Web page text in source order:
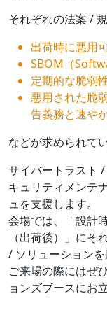
それぞれの法案 / 規
出荷時に悪用
SBOM（
定期的な脆弱
悪用された脆
告義務と速や
などが求められてい
サイバートラスト
キュリティメンテ
ュを支援します。
会場では、「設計
（出荷後）」にそ
/ ソリューションを
ご来場の際にはぜ
ョンズブースにお